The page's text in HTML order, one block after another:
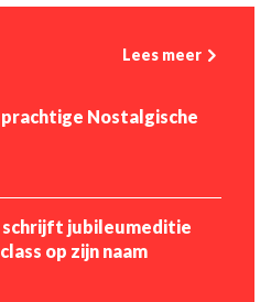
Lees meer
Nostalgische
schrijft jubileumeditie
op zijn naam